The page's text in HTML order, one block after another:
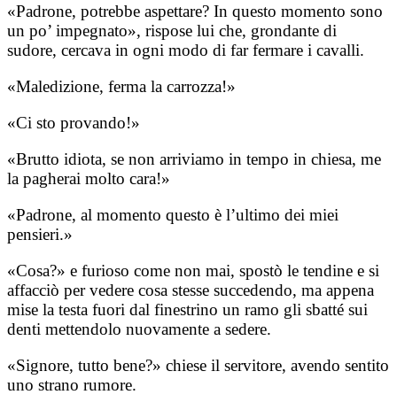
«Padrone, potrebbe aspettare? In questo momento sono
un po’ impegnato», rispose lui che, grondante di
sudore, cercava in ogni modo di far fermare i cavalli.
«Maledizione, ferma la carrozza!»
«Ci sto provando!»
«Brutto idiota, se non arriviamo in tempo in chiesa, me
la pagherai molto cara!»
«Padrone, al momento questo è l’ultimo dei miei
pensieri.»
«Cosa?» e furioso come non mai, spostò le tendine e si
affacciò per vedere cosa stesse succedendo, ma appena
mise la testa fuori dal finestrino un ramo gli sbatté sui
denti mettendolo nuovamente a sedere.
«Signore, tutto bene?» chiese il servitore, avendo sentito
uno strano rumore.